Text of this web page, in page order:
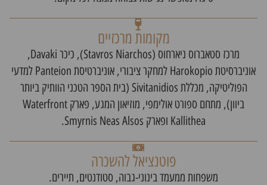
מקומות מרכזיים
מרכז סטאברוס ניארחוס (Stavros Niarchos), כיכר Davaki,
אוניברסיטת Harokopio למחקר ציבורי, אוניברטיסת Panteion למדעי
הפוליטיקה, מכללת Sivitanidios (בית הספר הטכני הוותיק ביותר
ביוון), מתחם ספורט אולימפי, מוזיאון המגע, פארק Waterfront
Kallithea ופארק Smyrnis Neas Alsos.
פוטנציאל להשכרה
משפחות ממעמד בינוני-גבוה, סטודנטים, תיירים.